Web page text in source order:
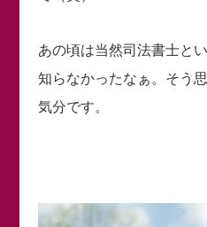
あの頃は当然司法書士と
知らなかったなぁ。そう
気分です。